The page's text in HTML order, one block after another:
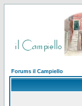
Forums il Campiello